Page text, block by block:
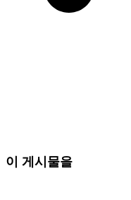
이 게시물을